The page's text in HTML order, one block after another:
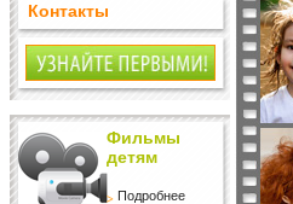
Контакты
Фильмы
детям
Подробнее